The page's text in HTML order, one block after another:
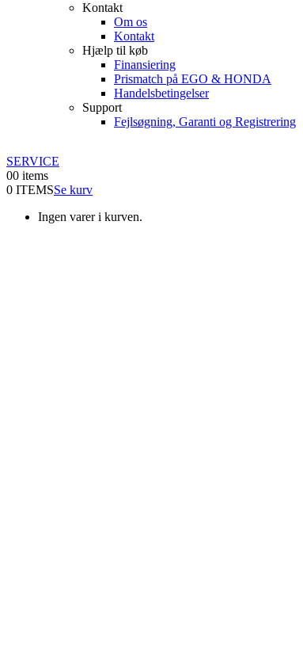
Kontakt
Om os
Kontakt
Hjælp til køb
Finansiering
Prismatch på EGO & HONDA
Handelsbetingelser
Support
Fejlsøgning, Garanti og Registrering
SERVICE
00 items
0 ITEMSSe kurv
Ingen varer i kurven.